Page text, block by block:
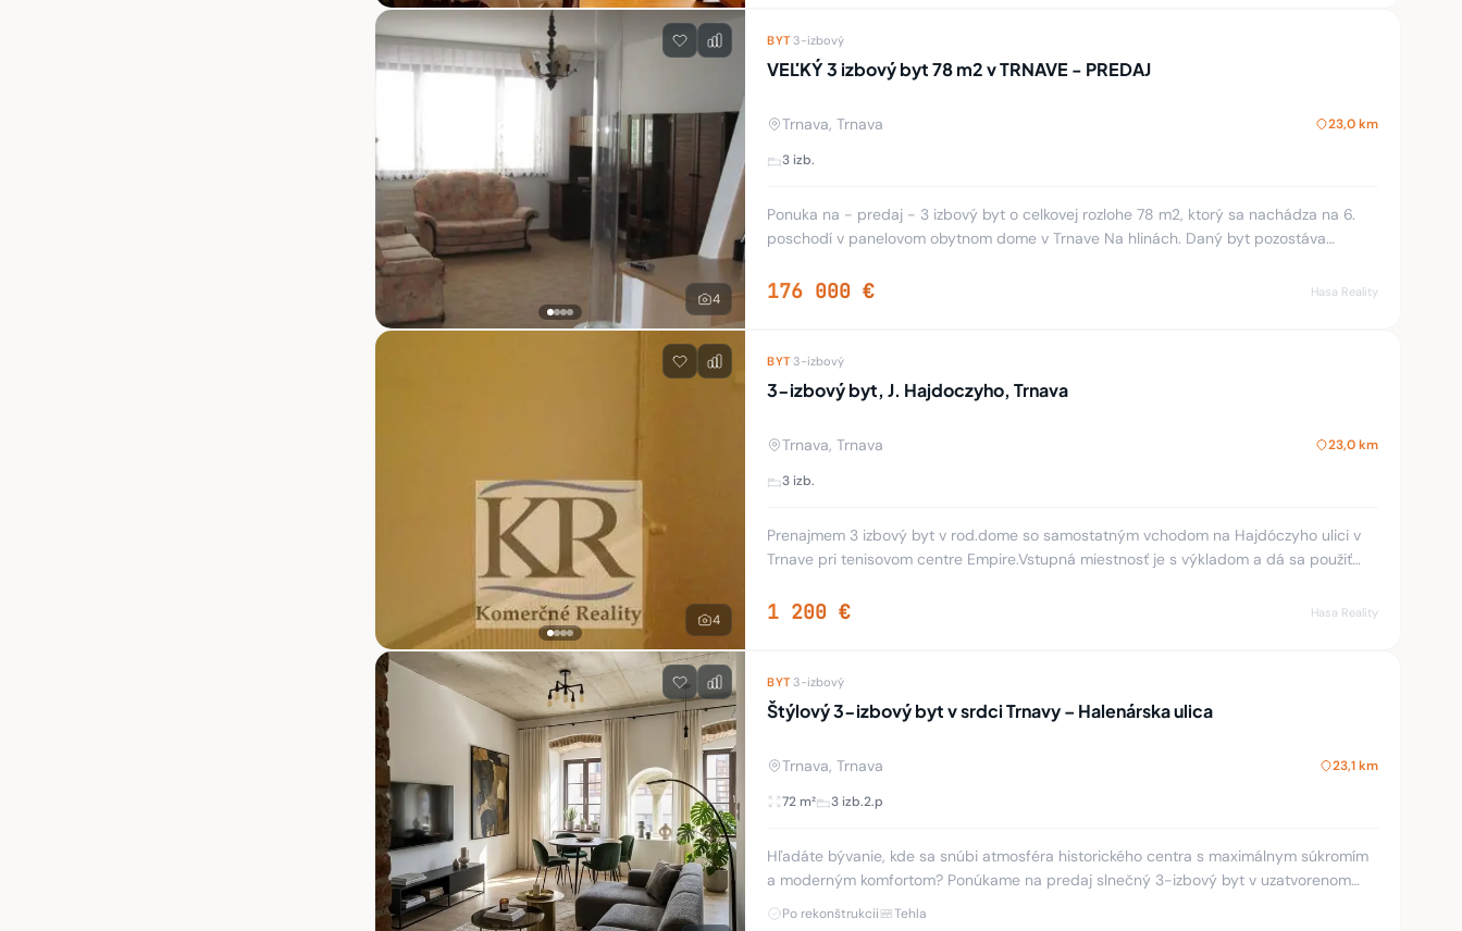
4
BYT·3-izbový
VEĽKÝ 3 izbový byt 78 m2 v TRNAVE - PREDAJ
Trnava, Trnava 23,0 km
3 izb.
Ponuka na - predaj - 3 izbový byt o celkovej rozlohe 78 m2, ktorý sa nachádza na 6.
poschodí v panelovom obytnom dome v Trnave Na hlinách. Daný byt pozostáva
176 000 € Hasa Reality
4
BYT·3-izbový
3-izbový byt, J. Hajdoczyho, Trnava
Trnava, Trnava 23,0 km
3 izb.
Prenajmem 3 izbový byt v rod.dome so samostatným vchodom na Hajdóczyho ulici v
Trnave pri tenisovom centre Empire.Vstupná miestnosť je s výkladom a dá sa použiť
1 200 € Hasa Reality
BYT·3-izbový
Štýlový 3-izbový byt v srdci Trnavy – Halenárska ulica
Trnava, Trnava 23,1 km
72 m² 3 izb.2.p
Hľadáte bývanie, kde sa snúbi atmosféra historického centra s maximálnym súkromím
a moderným komfortom? Ponúkame na predaj slnečný 3-izbový byt v uzatvorenom
bytovom dome, ktorý vám poskytne pokojné ú
Po rekonštrukcii Tehla